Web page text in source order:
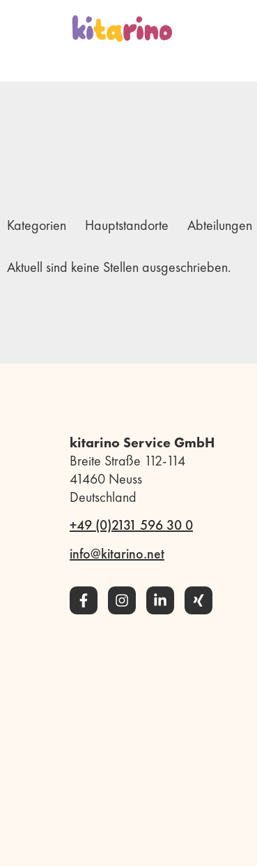
Kategorien Hauptstandorte Abteilungen
Aktuell sind keine Stellen ausgeschrieben.
kitarino Service GmbH
Breite Straße 112-114
41460 Neuss
Deutschland
+49 (0)2131 596 30 0
info@kitarino.net